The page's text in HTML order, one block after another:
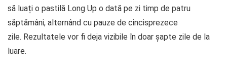
să luați o pastilă Long Up o dată pe zi timp de patru
săptămâni, alternând cu pauze de cincisprezece
zile. Rezultatele vor fi deja vizibile în doar șapte zile de la
luare.